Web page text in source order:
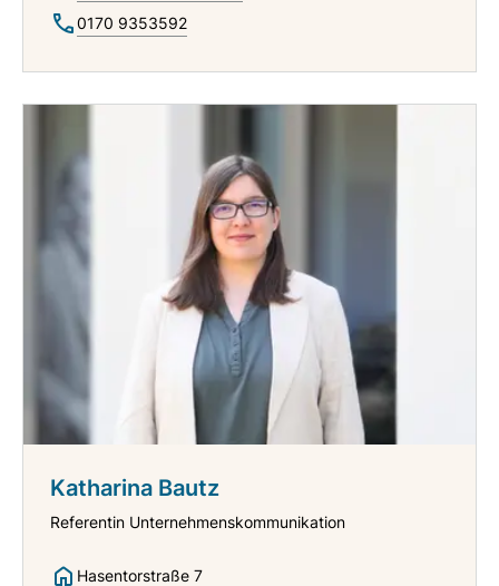
0170 9353592
Katharina Bautz
Referentin Unternehmenskommunikation
Hasentorstraße 7